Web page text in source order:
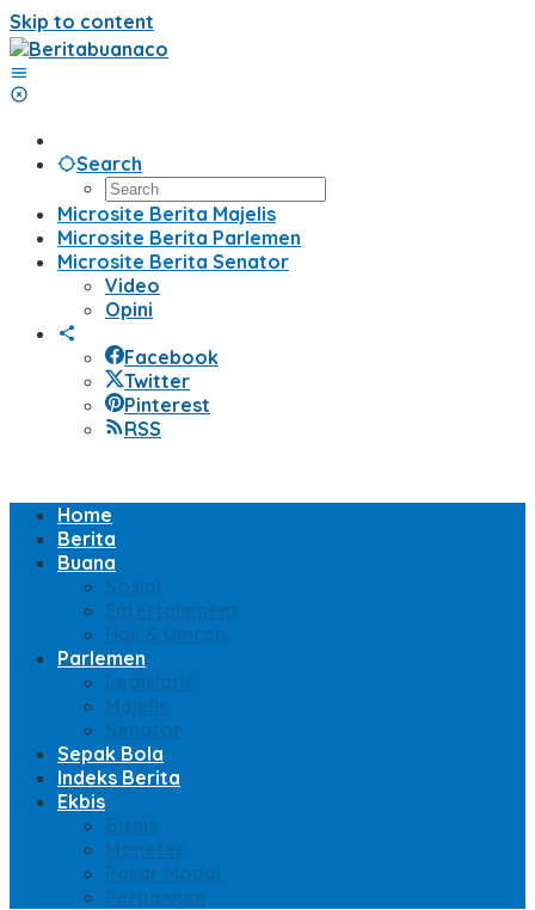
Skip to content
Search
Microsite Berita Majelis
Microsite Berita Parlemen
Microsite Berita Senator
Video
Opini
Facebook
Twitter
Pinterest
RSS
Home
Berita
Buana
Sosial
Entertainment
Haji & Umroh
Parlemen
Legislatif
Majelis
Senator
Sepak Bola
Indeks Berita
Ekbis
Bisnis
Moneter
Pasar Modal
Perbankan